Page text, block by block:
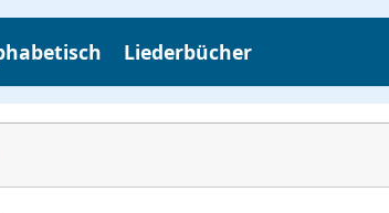
Liederbücher